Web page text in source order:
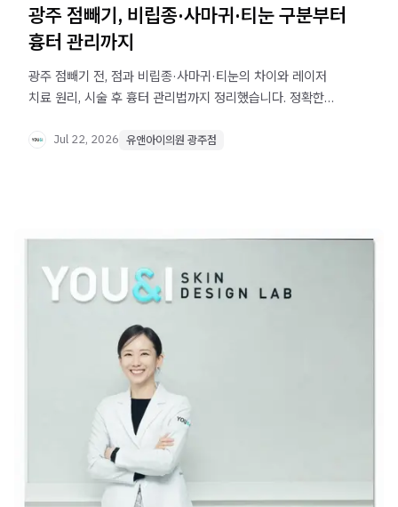
광주 점빼기, 비립종·사마귀·티눈 구분부터
흉터 관리까지
광주 점빼기 전, 점과 비립종·사마귀·티눈의 차이와 레이저
치료 원리, 시술 후 흉터 관리법까지 정리했습니다. 정확한
Jul 22, 2026 유앤아이의원 광주점